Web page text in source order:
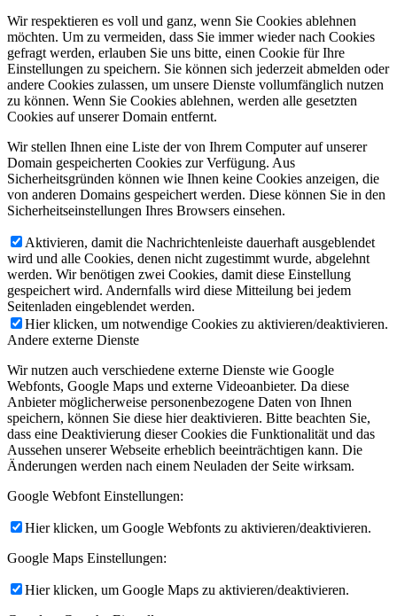
Wir respektieren es voll und ganz, wenn Sie Cookies ablehnen
möchten. Um zu vermeiden, dass Sie immer wieder nach Cookies
gefragt werden, erlauben Sie uns bitte, einen Cookie für Ihre
Einstellungen zu speichern. Sie können sich jederzeit abmelden oder
andere Cookies zulassen, um unsere Dienste vollumfänglich nutzen
zu können. Wenn Sie Cookies ablehnen, werden alle gesetzten
Cookies auf unserer Domain entfernt.
Wir stellen Ihnen eine Liste der von Ihrem Computer auf unserer
Domain gespeicherten Cookies zur Verfügung. Aus
Sicherheitsgründen können wie Ihnen keine Cookies anzeigen, die
von anderen Domains gespeichert werden. Diese können Sie in den
Sicherheitseinstellungen Ihres Browsers einsehen.
Aktivieren, damit die Nachrichtenleiste dauerhaft ausgeblendet
wird und alle Cookies, denen nicht zugestimmt wurde, abgelehnt
werden. Wir benötigen zwei Cookies, damit diese Einstellung
gespeichert wird. Andernfalls wird diese Mitteilung bei jedem
Seitenladen eingeblendet werden.
Hier klicken, um notwendige Cookies zu aktivieren/deaktivieren.
Andere externe Dienste
Wir nutzen auch verschiedene externe Dienste wie Google
Webfonts, Google Maps und externe Videoanbieter. Da diese
Anbieter möglicherweise personenbezogene Daten von Ihnen
speichern, können Sie diese hier deaktivieren. Bitte beachten Sie,
dass eine Deaktivierung dieser Cookies die Funktionalität und das
Aussehen unserer Webseite erheblich beeinträchtigen kann. Die
Änderungen werden nach einem Neuladen der Seite wirksam.
Google Webfont Einstellungen:
Hier klicken, um Google Webfonts zu aktivieren/deaktivieren.
Google Maps Einstellungen:
Hier klicken, um Google Maps zu aktivieren/deaktivieren.